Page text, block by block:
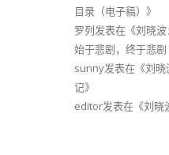
目录（电子稿） 》
罗列发表在《刘晓
始于悲剧，终于悲剧
sunny发表在《刘晓
记》
editor发表在《刘晓